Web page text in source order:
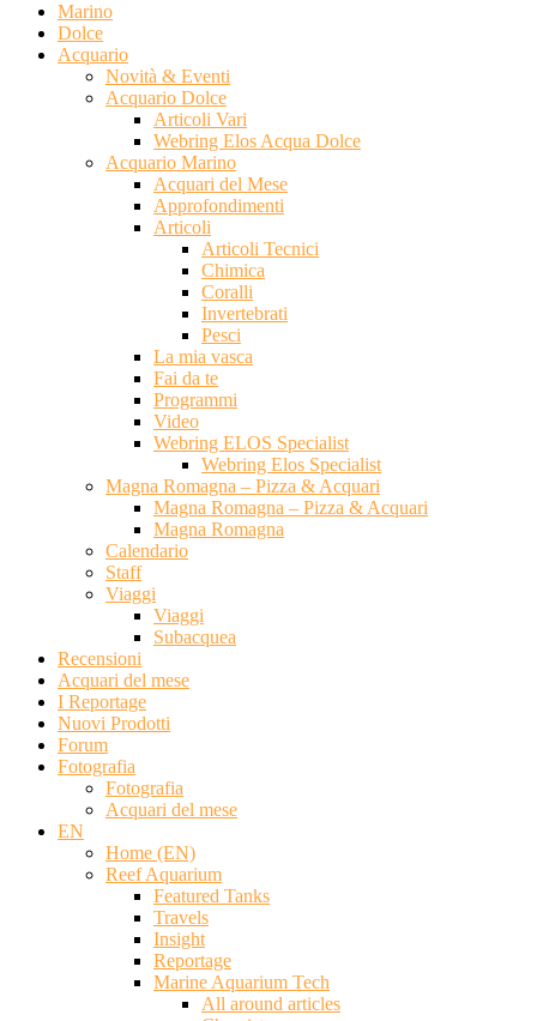
Marino
Dolce
Acquario
Novità & Eventi
Acquario Dolce
Articoli Vari
Webring Elos Acqua Dolce
Acquario Marino
Acquari del Mese
Approfondimenti
Articoli
Articoli Tecnici
Chimica
Coralli
Invertebrati
Pesci
La mia vasca
Fai da te
Programmi
Video
Webring ELOS Specialist
Webring Elos Specialist
Magna Romagna – Pizza & Acquari
Magna Romagna – Pizza & Acquari
Magna Romagna
Calendario
Staff
Viaggi
Viaggi
Subacquea
Recensioni
Acquari del mese
I Reportage
Nuovi Prodotti
Forum
Fotografia
Fotografia
Acquari del mese
EN
Home (EN)
Reef Aquarium
Featured Tanks
Travels
Insight
Reportage
Marine Aquarium Tech
All around articles